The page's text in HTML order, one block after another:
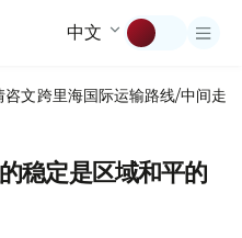
中文
咨文跨里海国际运输路线/中间走廊
稳定是区域和平的